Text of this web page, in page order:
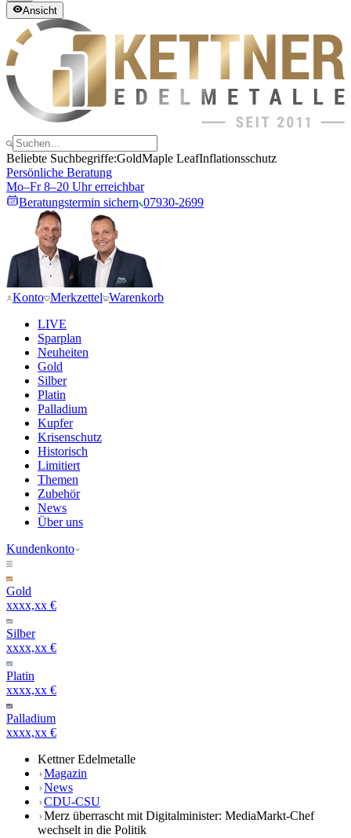
Ansicht
Beliebte Suchbegriffe:GoldMaple LeafInflationsschutz
Persönliche Beratung
Mo–Fr 8–20 Uhr erreichbar
Beratungstermin sichern 07930-2699
Konto Merkzettel Warenkorb
LIVE
Sparplan
Neuheiten
Gold
Silber
Platin
Palladium
Kupfer
Krisenschutz
Historisch
Limitiert
Themen
Zubehör
News
Über uns
Kundenkonto
Gold
xxxx,xx €
Silber
xxxx,xx €
Platin
xxxx,xx €
Palladium
xxxx,xx €
Kettner Edelmetalle
Magazin
News
CDU-CSU
Merz überrascht mit Digitalminister: MediaMarkt-Chef
wechselt in die Politik